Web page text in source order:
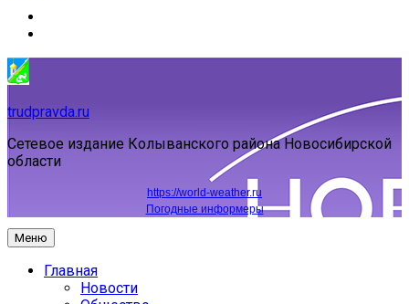
trudpravda.ru
Сетевое издание Колыванского района Новосибирской
области
https://world-weather.ru
Погодные информеры
Меню
Главная
Новости